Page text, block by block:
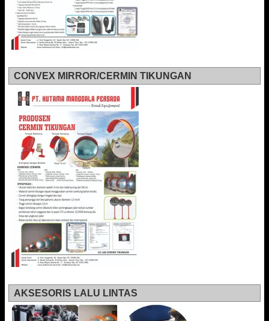
CONVEX MIRROR/CERMIN TIKUNGAN
AKSESORIS LALU LINTAS